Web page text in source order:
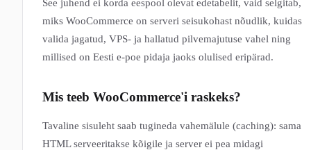
See juhend ei korda eespool olevat edetabelit, vaid selgitab,
miks WooCommerce on serveri seisukohast nõudlik, kuidas
valida jagatud, VPS- ja hallatud pilvemajutuse vahel ning
millised on Eesti e-poe pidaja jaoks olulised eripärad.
Mis teeb WooCommerce'i raskeks?
Tavaline sisuleht saab tugineda vahemälule (caching): sama
HTML serveeritakse kõigile ja server ei pea midagi